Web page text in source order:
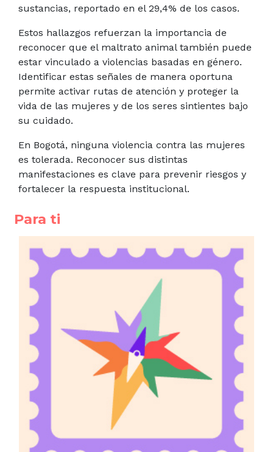
sustancias, reportado en el 29,4% de los casos.
Estos hallazgos refuerzan la importancia de
reconocer que el maltrato animal también puede
estar vinculado a violencias basadas en género.
Identificar estas señales de manera oportuna
permite activar rutas de atención y proteger la
vida de las mujeres y de los seres sintientes bajo
su cuidado.
En Bogotá, ninguna violencia contra las mujeres
es tolerada. Reconocer sus distintas
manifestaciones es clave para prevenir riesgos y
fortalecer la respuesta institucional.
Para ti